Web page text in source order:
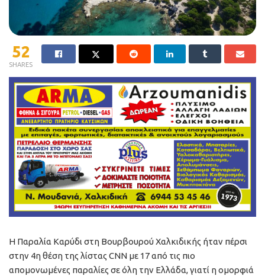
52
SHARES
Η Παραλία Καρύδι στη Βουρβουρού Χαλκιδικής ήταν πέρσι
στην 4η θέση της λίστας CNN με 17 από τις πιο
απομονωμένες παραλίες σε όλη την Ελλάδα, γιατί η ομορφιά